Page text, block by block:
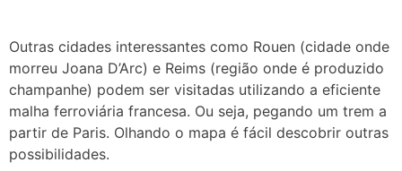
Outras cidades interessantes como Rouen (cidade onde
morreu Joana D’Arc) e Reims (região onde é produzido
champanhe) podem ser visitadas utilizando a eficiente
malha ferroviária francesa. Ou seja, pegando um trem a
partir de Paris. Olhando o mapa é fácil descobrir outras
possibilidades.